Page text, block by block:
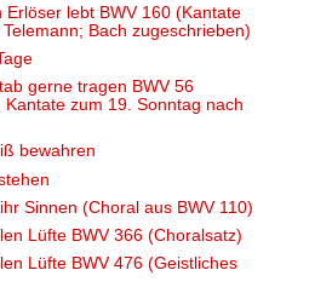
Erlöser lebt BWV 160 (Kantate
Bach zugeschrieben)
gerne tragen BWV 56
zum 19. Sonntag nach
bewahren
Sinnen (Choral aus BWV 110)
Lüfte BWV 366 (Choralsatz)
Lüfte BWV 476 (Geistliches